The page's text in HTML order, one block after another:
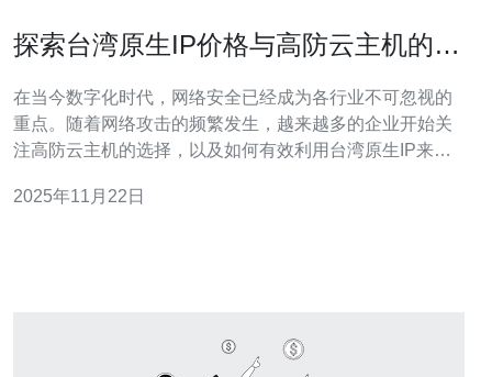
探索台湾原生IP价格与高防云主机的完
在当今数字化时代，网络安全已经成为各行业不可忽视的
重点。随着网络攻击的频繁发生，越来越多的企业开始关
注高防云主机的选择，以及如何有效利用台湾原生IP来提
格和实际应用效果。 台湾原生IP的优势是什么？ 台湾原生
2025年11月22日